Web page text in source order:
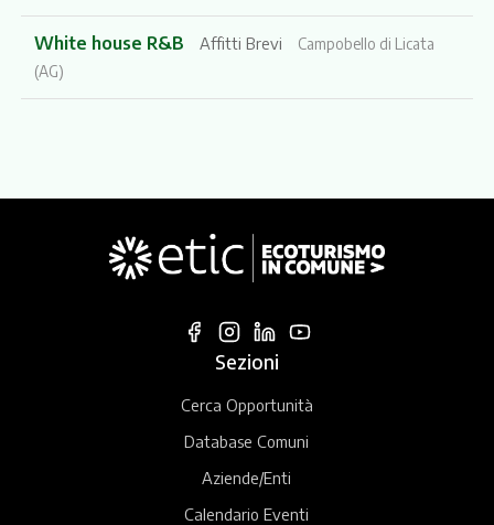
White house R&B Affitti Brevi
Campobello di Licata
(AG)
Sezioni
Cerca Opportunità
Database Comuni
Aziende/Enti
Calendario Eventi